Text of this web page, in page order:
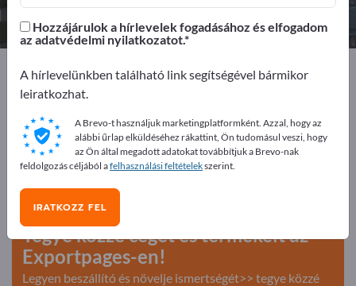
Exportpages
Méréstechnika & optika
Szenzortechnika
Ultrahangos szenzorok
Hirdessen ingyen az Exportpages-
en!
Tegye közzé cégét és termékeit az
Exportpages-en!
Legyen beszállító és növelje ismertségét>> tegye közzé
Hozzájárulok a hírlevelek fogadásához és elfogadom
az adatvédelmi nyilatkozatot.
A hírlevelünkben található link segítségével bármikor
leiratkozhat.
A Brevo-t használjuk marketingplatformként. Azzal, hogy az
alábbi űrlap elküldéséhez rákattint, Ön tudomásul veszi, hogy
az Ön által megadott adatokat továbbítjuk a Brevo-nak
feldolgozás céljából afelhasználási feltételekszerint.
IRATKOZZ FEL